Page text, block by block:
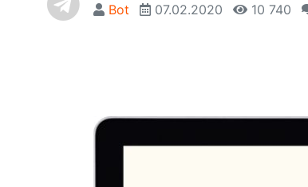
Bot 07.02.2020 10 740